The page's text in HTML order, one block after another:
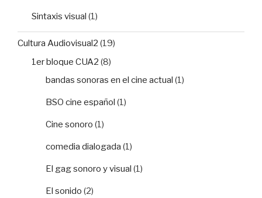
Sintaxis visual (1)
Cultura Audiovisual2 (19)
1er bloque CUA2 (8)
bandas sonoras en el cine actual (1)
BSO cine español (1)
Cine sonoro (1)
comedia dialogada (1)
El gag sonoro y visual (1)
El sonido (2)